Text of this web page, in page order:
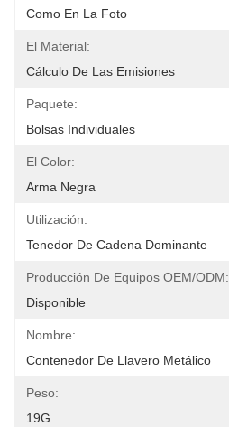
Como En La Foto
El Material:
Cálculo De Las Emisiones
Paquete:
Bolsas Individuales
El Color:
Arma Negra
Utilización:
Tenedor De Cadena Dominante
Producción De Equipos OEM/ODM:
Disponible
Nombre:
Contenedor De Llavero Metálico
Peso:
19G